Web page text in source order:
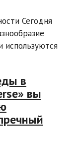
Сегодня
используются
в
вы